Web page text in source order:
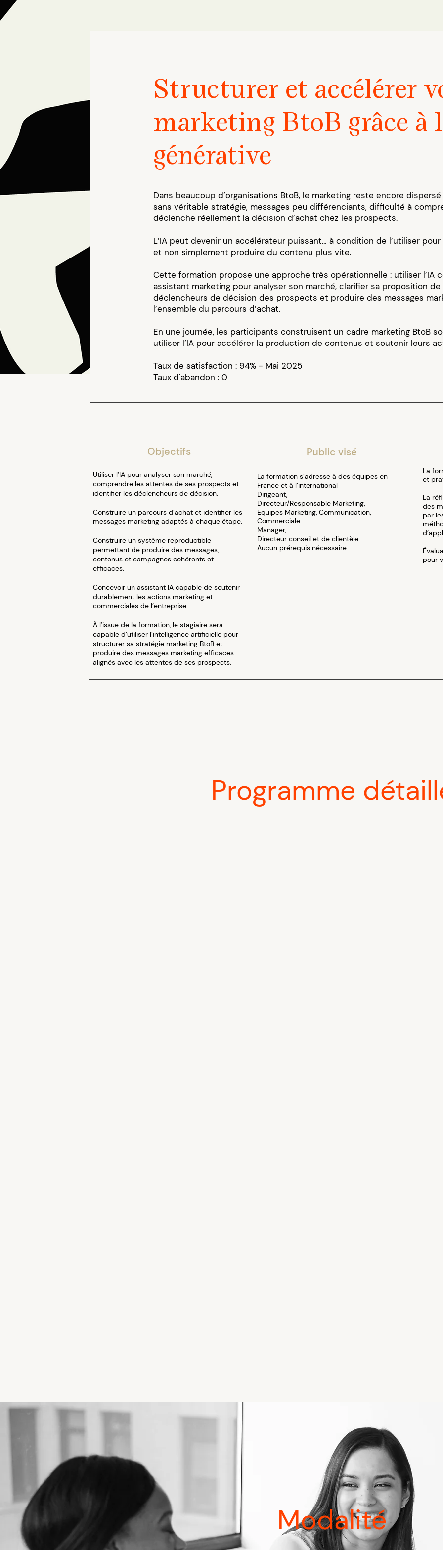
Structurer et accélérer
marketing BtoB grâce à
générative
Dans beaucoup d’organisations BtoB, le marketing reste encore
sans véritable stratégie, messages peu différenciants, difficulté à
déclenche réellement la décision d’achat chez les prospects.
L’IA peut devenir un accélérateur puissant… à condition de l’utiliser
et non simplement produire du contenu plus vite.
Cette formation propose une approche très opérationnelle : utiliser l’IA
assistant marketing pour analyser son marché, clarifier sa proposition
déclencheurs de décision des prospects et produire des messages
l’ensemble du parcours d’achat.
En une journée, les participants construisent un cadre marketing BtoB
utiliser l’IA pour accélérer la production de contenus et soutenir leurs
Taux de satisfaction : 94% - Mai 2025
Taux d'abandon : 0
Objectifs
Utiliser l’IA pour analyser son marché,
comprendre les attentes de ses prospects et
identifier les déclencheurs de décision.
Construire un parcours d’achat et identifier les
messages marketing adaptés à chaque étape.
Construire un système reproductible
permettant de produire des messages,
contenus et campagnes cohérents et
efficaces.
Concevoir un assistant IA capable de soutenir
durablement les actions marketing et
commerciales de l’entreprise
À l’issue de la formation, le stagiaire sera
capable d’utiliser l’intelligence artificielle pour
structurer sa stratégie marketing BtoB et
produire des messages marketing efficaces
alignés avec les attentes de ses prospects.
Public visé
La formation s’adresse à des équipes en
France et à l’international
Dirigeant,
Directeur/Responsable Marketing,
Equipes Marketing, Communication,
Commerciale
Manager,
Directeur conseil et de clientèle
Aucun prérequis nécessaire
La
et
La
des
par
pour
Programme
Modalité